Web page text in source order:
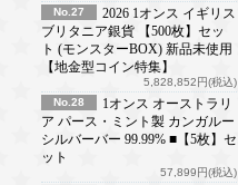
No.27
2026 1オンス イギリス
ブリタニア銀貨 【500枚】セッ
ト (モンスターBOX) 新品未使用
【地金型コイン特集】
5,828,852円(税込)
No.28
1オンス オーストラリ
ア パース・ミント製 カンガルー
シルバーバー 99.99% ■【5枚】セ
ット
57,899円(税込)